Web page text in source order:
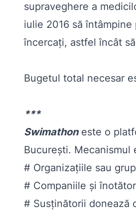
supraveghere a
iulie 2016 să
încercați, astfel încât
Bugetul total necesar
***
Swimathoneste o
București. Mecanismul
# Organizaţiile sau
# Companiile şi
# Susţinătorii donează